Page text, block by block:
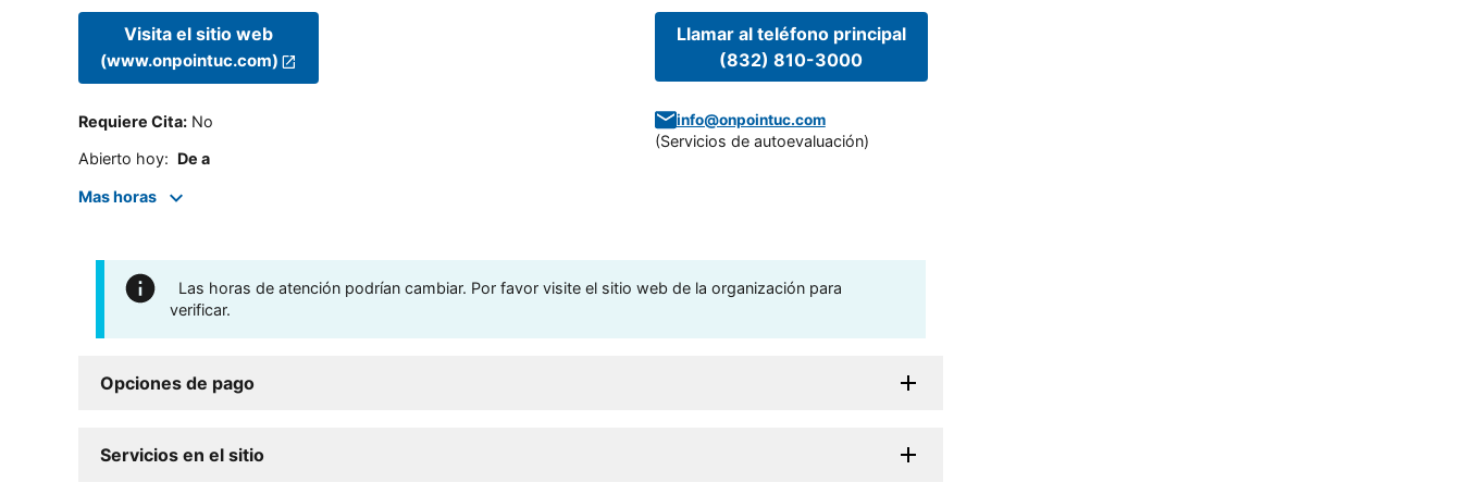
Visita el sitio web
(www.onpointuc.com)
Requiere Cita: No
Abierto hoy: De a
Mas horas
Llamar al teléfono principal
(832) 810-3000
info@onpointuc.com
(Servicios de autoevaluación)
Las horas de atención podrían cambiar. Por favor visite el sitio web de la organización para
verificar.
Opciones de pago
Servicios en el sitio